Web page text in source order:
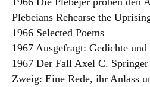
Plebeians Rehearse the
1966 Selected Poems
1967 Ausgefragt: Gedichte und
1967 Der Fall Axel C.
Zweig: Eine Rede, ihr Anlass